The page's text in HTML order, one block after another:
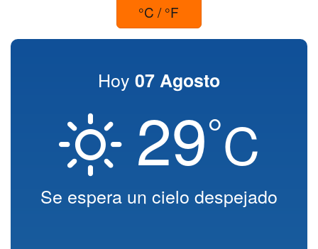
°C / °F
Hoy 07 Agosto
29°C
Se espera un cielo despejado